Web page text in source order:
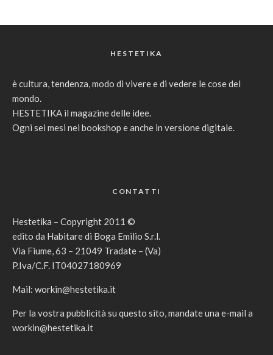
HESTETIKA
è cultura, tendenza, modo di vivere e di vedere le cose del
mondo.
HESTETIKA il magazine delle idee.
Ogni sei mesi nei bookshop e anche in versione digitale.
CONTATTI
Hestetika – Copyright 2011 ©
edito da Habitare di Boga Emilio S.r.l.
Via Fiume, 63 – 21049 Tradate – (Va)
P.Iva/C.F. IT04027180969
Mail: workin@hestetika.it
Per la vostra pubblicità su questo sito, mandate una e-mail a
workin@hestetika.it